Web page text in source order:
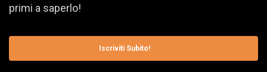
primi a saperlo!
Iscriviti Subito!